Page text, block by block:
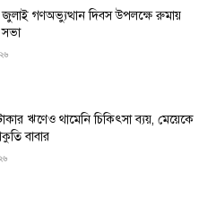
গণঅভ্যুত্থান দিবস উপলক্ষে রুমায়
ঋণেও থামেনি চিকিৎসা ব্যয়, মেয়েকে
বাবার